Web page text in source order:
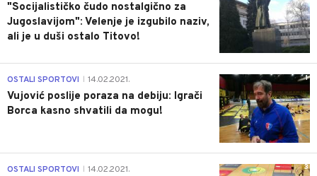
"Socijalističko čudo nostalgično za
Jugoslavijom": Velenje je izgubilo naziv,
ali je u duši ostalo Titovo!
1
OSTALI SPORTOVI 14.02.2021.
Vujović poslije poraza na debiju: Igrači
Borca kasno shvatili da mogu!
3
OSTALI SPORTOVI 14.02.2021.